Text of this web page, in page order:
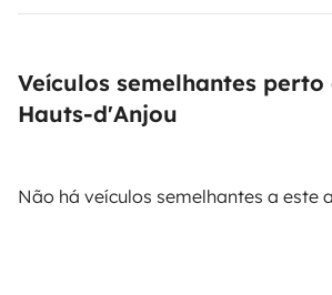
Veículos semelhantes perto
Hauts-d'Anjou
Não há veículos semelhantes a este